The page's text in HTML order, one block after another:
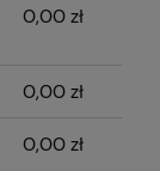
0,00 zł
0,00 zł
0,00 zł